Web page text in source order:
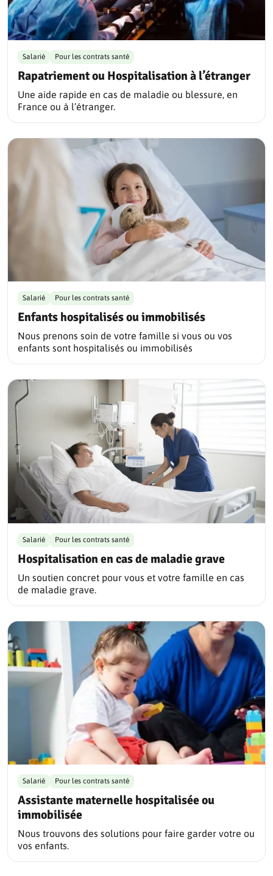
Rapatriement ou Hospitalisation à l’étranger
Salarié Pour les contrats santé
Une aide rapide en cas de maladie ou blessure, en
France ou à l’étranger.
Enfants hospitalisés ou immobilisés
Salarié Pour les contrats santé
Nous prenons soin de votre famille si vous ou vos
enfants sont hospitalisés ou immobilisés
Hospitalisation en cas de maladie grave
Salarié Pour les contrats santé
Un soutien concret pour vous et votre famille en cas
de maladie grave.
Assistante maternelle hospitalisée ou
immobilisée
Salarié Pour les contrats santé
Nous trouvons des solutions pour faire garder votre ou
vos enfants.